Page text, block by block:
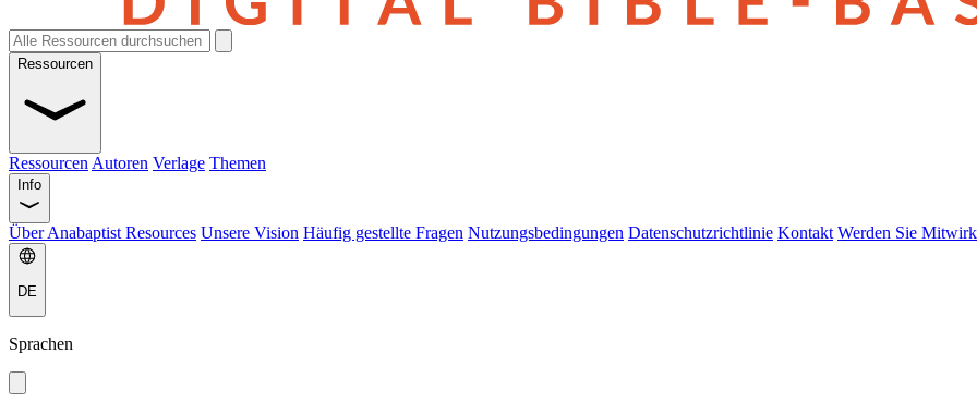
Ressourcen
Ressourcen Autoren Verlage Themen
Info
Über Anabaptist Resources Unsere Vision Häufig gestellte Fragen Nutzungsbedingungen Datenschutzrichtlinie Kontakt Werden Sie
DE
Sprachen